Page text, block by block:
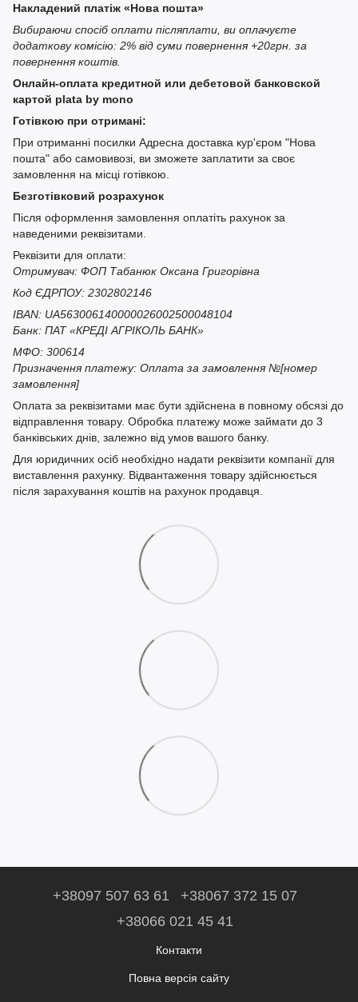
Накладений платіж «Нова пошта»
Вибираючи спосіб оплати післяплати, ви оплачуєте
додаткову комісію: 2% від суми повернення +20грн. за
повернення коштів.
Онлайн-оплата кредитной или дебетовой банковской
картой plata by mono
Готівкою при отримані:
При отриманні посилки Адресна доставка кур'єром "Нова
пошта" або самовивозі, ви зможете заплатити за своє
замовлення на місці готівкою.
Безготівковий розрахунок
Після оформлення замовлення оплатіть рахунок за
наведеними реквізитами.
Реквізити для оплати:
Отримувач: ФОП Табанюк Оксана Григорівна
Код ЄДРПОУ: 2302802146
IBAN: UA563006140000026002500048104
Банк: ПАТ «КРЕДІ АГРІКОЛЬ БАНК»
МФО: 300614
Призначення платежу: Оплата за замовлення №[номер
замовлення]
Оплата за реквізитами має бути здійснена в повному обсязі до
відправлення товару. Обробка платежу може займати до 3
банківських днів, залежно від умов вашого банку.
Для юридичних осіб необхідно надати реквізити компанії для
виставлення рахунку. Відвантаження товару здійснюється
після зарахування коштів на рахунок продавця.
+38097 507 63 61
+38067 372 15 07
+38066 021 45 41
Контакти
Повна версія сайту